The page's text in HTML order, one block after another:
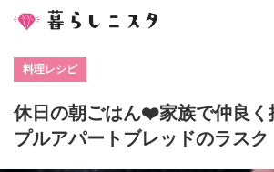
料理レシピ
休日の朝ごはん❤️家族で仲良く
プルアパートブレッドのラスク